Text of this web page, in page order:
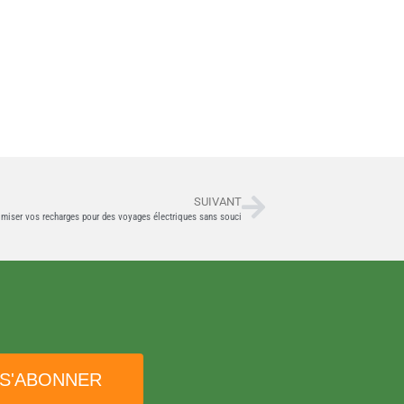
SUIVANT
vos recharges pour des voyages électriques sans souci